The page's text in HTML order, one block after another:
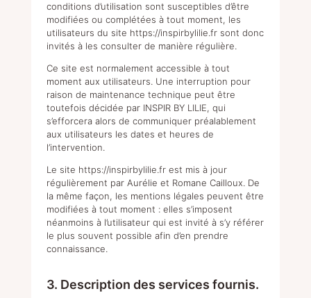
conditions d’utilisation sont susceptibles d’être
modifiées ou complétées à tout moment, les
utilisateurs du site https://inspirbylilie.fr sont donc
invités à les consulter de manière régulière.
Ce site est normalement accessible à tout
moment aux utilisateurs. Une interruption pour
raison de maintenance technique peut être
toutefois décidée par INSPIR BY LILIE, qui
s’efforcera alors de communiquer préalablement
aux utilisateurs les dates et heures de
l’intervention.
Le site https://inspirbylilie.fr est mis à jour
régulièrement par Aurélie et Romane Cailloux. De
la même façon, les mentions légales peuvent être
modifiées à tout moment : elles s’imposent
néanmoins à l’utilisateur qui est invité à s’y référer
le plus souvent possible afin d’en prendre
connaissance.
3. Description des services fournis.